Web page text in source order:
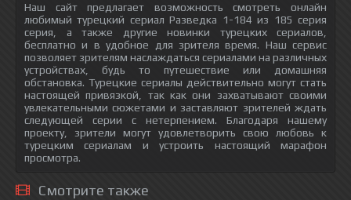
Наш сайт предлагает возможность смотреть онлайн
любимый турецкий сериал Разведка 1-184 из 185 серия
серия, а также другие новинки турецких сериалов,
бесплатно и в удобное для зрителя время. Наш сервис
позволяет зрителям наслаждаться сериалами на различных
устройствах, будь то путешествие или домашняя
обстановка. Турецкие сериалы действительно могут стать
настоящей привязкой, так как они захватывают своими
увлекательными сюжетами и заставляют зрителей ждать
следующей серии с нетерпением. Благодаря нашему
проекту, зрители могут удовлетворить свою любовь к
турецким сериалам и устроить настоящий марафон
просмотра.
Смотрите также